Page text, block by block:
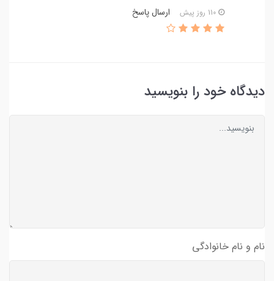
ارسال پاسخ
دیدگاه خود را بنویسید
نام و نام خانوادگی